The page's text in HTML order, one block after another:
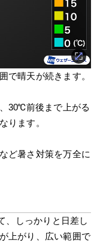
で晴天が続きます。
30℃前後まで上がる
ります。
ど暑さ対策を万全に
、しっかりと日差し
上がり、広い範囲で